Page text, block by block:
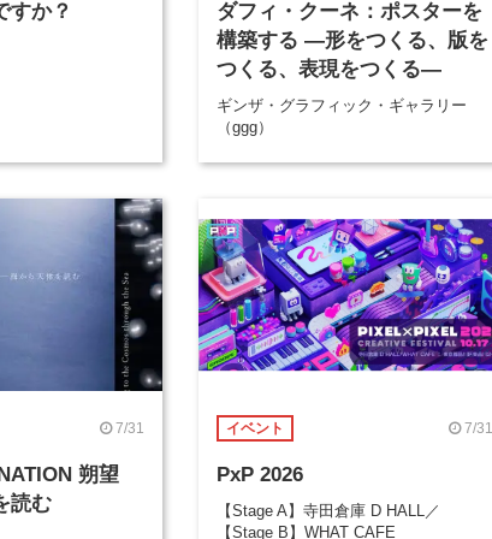
すか？
ダフィ・クーネ：ポスターを
構築する ―形をつくる、版を
つくる、表現をつくる―
ギンザ・グラフィック・ギャラリー
（ggg）
7/31
朔望
読む
イベント 7/31
PxP 2026
【Stage A】寺田倉庫 D HALL／
【Stage B】WHAT CAFE